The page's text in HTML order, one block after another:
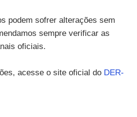
podem sofrer alterações sem
sempre verificar as
oficiais.
acesse o site oficial do DER-